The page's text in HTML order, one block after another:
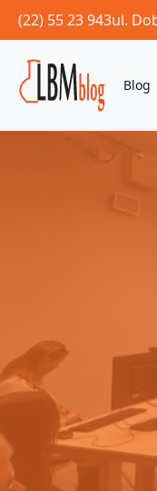
(22) 55 23 943ul.
Blog